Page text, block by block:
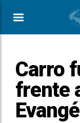
Carro
frente